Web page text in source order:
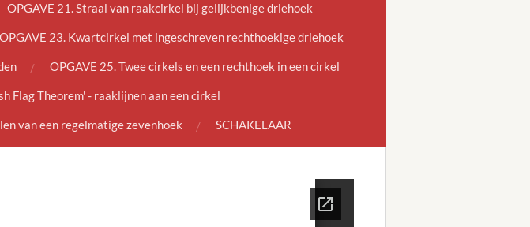
OPGAVE 21. Straal van raakcirkel bij gelijkbenige driehoek
OPGAVE 23. Kwartcirkel met ingeschreven rechthoekige driehoek
OPGAVE 25. Twee cirkels en een rechthoek in een cirkel
Flag Theorem' - raaklijnen aan een cirkel
van een regelmatige zevenhoek SCHAKELAAR